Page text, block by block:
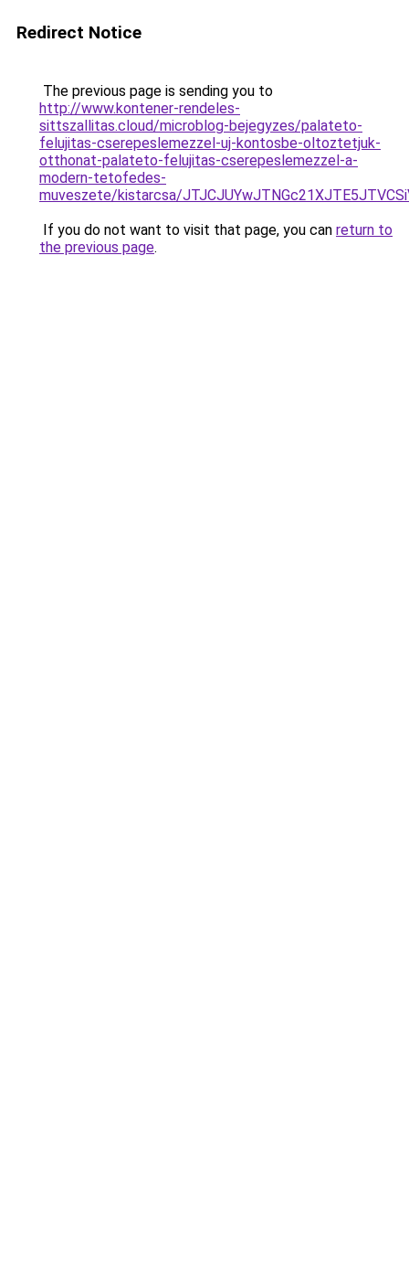
Redirect Notice
The previous page is sending you to
http://www.kontener-rendeles-
sittszallitas.cloud/microblog-bejegyzes/palateto-
felujitas-cserepeslemezzel-uj-kontosbe-oltoztetjuk-
otthonat-palateto-felujitas-cserepeslemezzel-a-
modern-tetofedes-
muveszete/kistarcsa/
If you do not want to visit that page, you can return to
the previous page.